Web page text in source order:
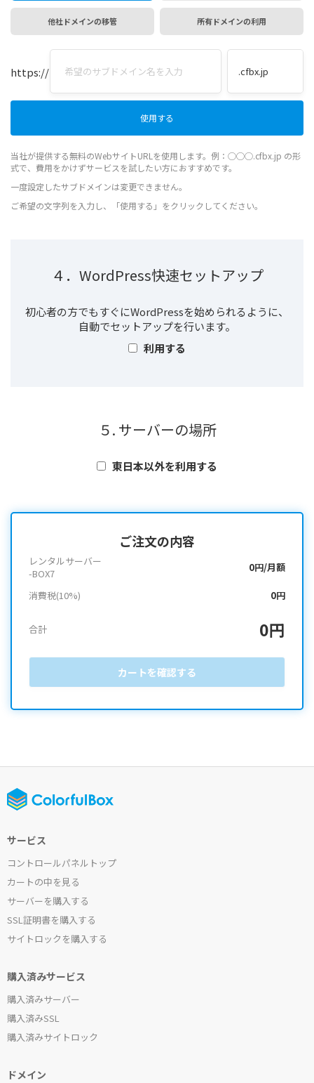
他社ドメインの移管 所有ドメインの利用
https://
当社が提供する無料のWebサイトURLを使用します。例：◯◯◯.cfbx.jp の形
式で、費用をかけずサービスを試したい方におすすめです。
一度設定したサブドメインは変更できません。
ご希望の文字列を入力し、「使用する」をクリックしてください。
４．WordPress快速セットアップ
初心者の方でもすぐにWordPressを始められるように、
自動でセットアップを行います。
利用する
５. サーバーの場所
東日本以外を利用する
ご注文の内容
レンタルサーバー
-BOX7
0円/月額
消費税(10%) 0円
合計 0円
カートを確認する
サービス
コントロールパネルトップ
カートの中を見る
サーバーを購入する
SSL証明書を購入する
サイトロックを購入する
購入済みサービス
購入済みサーバー
購入済みSSL
購入済みサイトロック
ドメイン